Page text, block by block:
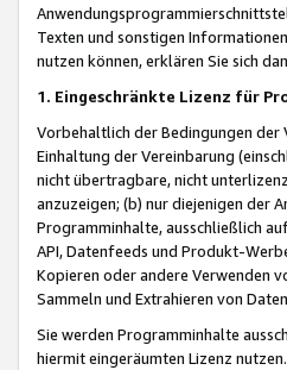
Texten und sonstigen
nutzen können, erklären Sie sich
1. Eingeschränkte Lizenz für
Vorbehaltlich der Bedingungen der
Einhaltung der Vereinbarung
nicht übertragbare, nicht
anzuzeigen; (b) nur diejenigen der
Programminhalte, ausschließlich
API, Datenfeeds und Produkt-
Kopieren oder andere Verwenden
Sammeln und Extrahieren von
Sie werden Programminhalte
hiermit eingeräumten Lizenz